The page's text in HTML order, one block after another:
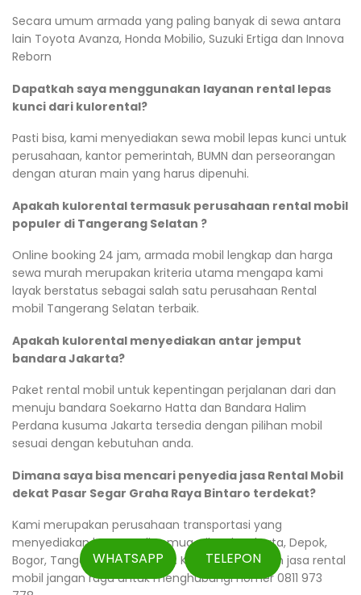
Secara umum armada yang paling banyak di sewa antara
lain Toyota Avanza, Honda Mobilio, Suzuki Ertiga dan Innova
Reborn
Dapatkah saya menggunakan layanan rental lepas
kunci dari kulorental?
Pasti bisa, kami menyediakan sewa mobil lepas kunci untuk
perusahaan, kantor pemerintah, BUMN dan perseorangan
dengan aturan main yang harus dipenuhi.
Apakah kulorental termasuk perusahaan rental mobil
populer di Tangerang Selatan ?
Online booking 24 jam, armada mobil lengkap dan harga
sewa murah merupakan kriteria utama mengapa kami
layak berstatus sebagai salah satu perusahaan Rental
mobil Tangerang Selatan terbaik.
Apakah kulorental menyediakan antar jemput
bandara Jakarta?
Paket rental mobil untuk kepentingan perjalanan dari dan
menuju bandara Soekarno Hatta dan Bandara Halim
Perdana kusuma Jakarta tersedia dengan pilihan mobil
sesuai dengan kebutuhan anda.
Dimana saya bisa mencari penyedia jasa Rental Mobil
dekat Pasar Segar Graha Raya Bintaro terdekat?
Kami merupakan perusahaan transportasi yang
menyediakan layanan di semua wilayah Jakarta, Depok,
Bogor, Tangerang dan Bekasi. Ketika anda butuh jasa rental
mobil jangan ragu untuk menghubungi nomer 0811 973
WHATSAPP TELEPON